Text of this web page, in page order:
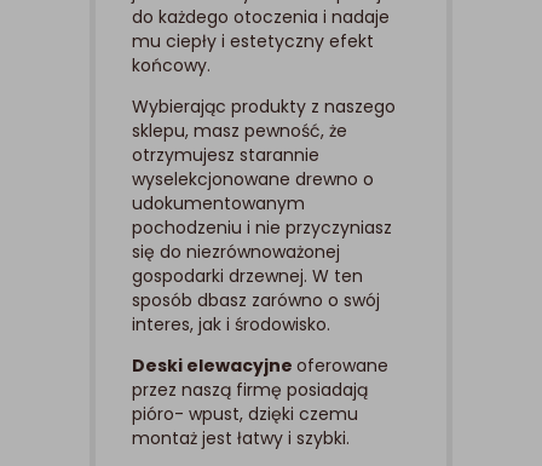
do każdego otoczenia i nadaje
mu ciepły i estetyczny efekt
końcowy.
Wybierając produkty z naszego
sklepu, masz pewność, że
otrzymujesz starannie
wyselekcjonowane drewno o
udokumentowanym
pochodzeniu i nie przyczyniasz
się do niezrównoważonej
gospodarki drzewnej. W ten
sposób dbasz zarówno o swój
interes, jak i środowisko.
Deski elewacyjne oferowane
przez naszą firmę posiadają
pióro- wpust, dzięki czemu
montaż jest łatwy i szybki.